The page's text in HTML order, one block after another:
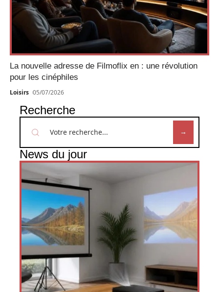
La nouvelle adresse de Filmoflix en : une révolution
pour les cinéphiles
Loisirs 05/07/2026
Recherche
News du jour